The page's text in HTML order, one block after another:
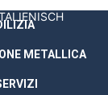
METALLICA